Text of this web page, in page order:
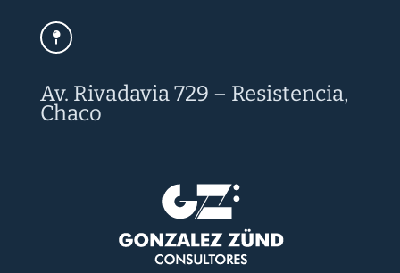
Av. Rivadavia 729 – Resistencia,
Chaco